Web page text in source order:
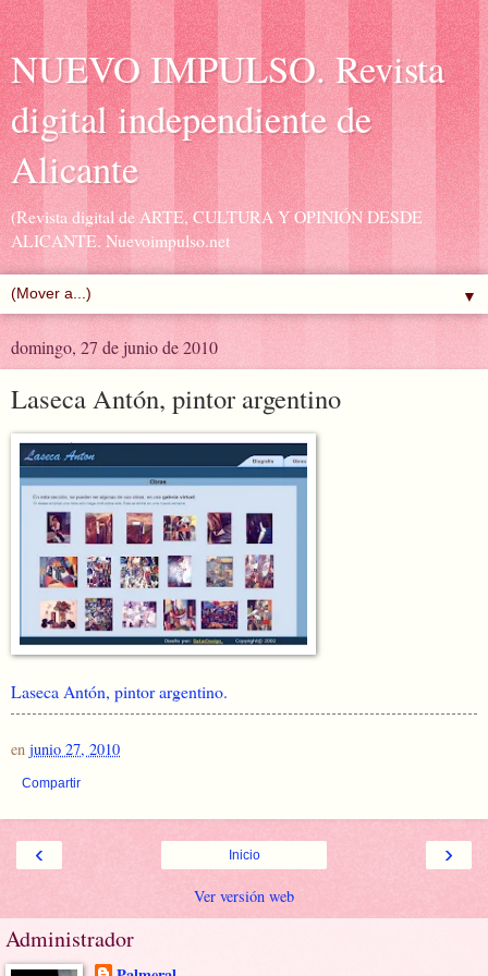
NUEVO IMPULSO. Revista
digital independiente de
Alicante
(Revista digital de ARTE, CULTURA Y OPINIÓN DESDE
ALICANTE. Nuevoimpulso.net
▼
domingo, 27 de junio de 2010
Laseca Antón, pintor argentino
Laseca Antón, pintor argentino.
en junio 27, 2010
Compartir
‹ ›
Inicio
Ver versión web
Administrador